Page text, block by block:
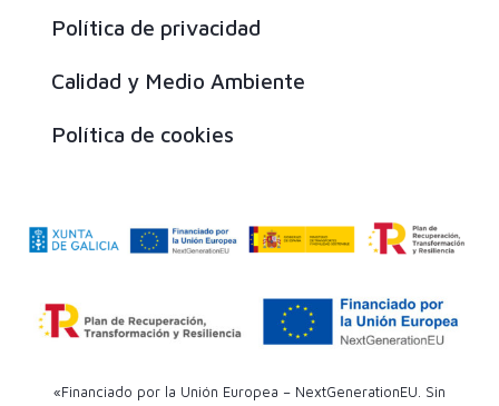
Política de privacidad
Calidad y Medio Ambiente
Política de cookies
«Financiado por la Unión Europea – NextGenerationEU. Sin